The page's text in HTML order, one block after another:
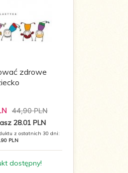
zdrowe
dostępny!
44,90 PLN
28.01 PLN
z ostatnich 30 dni:
PLN